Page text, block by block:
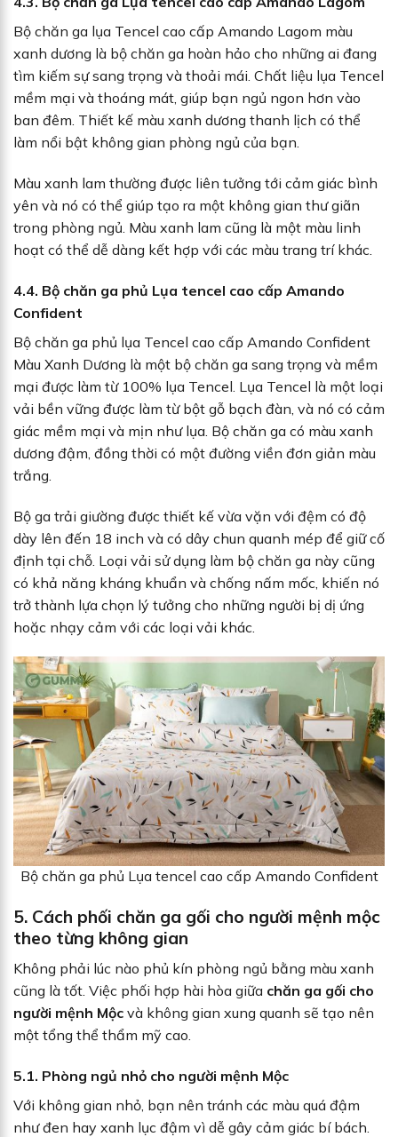
Bộ chăn ga lụa Tencel cao cấp Amando Lagom màu
xanh dương là bộ chăn ga hoàn hảo cho những ai đang
tìm kiếm sự sang trọng và thoải mái. Chất liệu lụa Tencel
mềm mại và thoáng mát, giúp bạn ngủ ngon hơn vào
ban đêm. Thiết kế màu xanh dương thanh lịch có thể
làm nổi bật không gian phòng ngủ của bạn.
Màu xanh lam thường được liên tưởng tới cảm giác bình
yên và nó có thể giúp tạo ra một không gian thư giãn
trong phòng ngủ. Màu xanh lam cũng là một màu linh
hoạt có thể dễ dàng kết hợp với các màu trang trí khác.
4.4. Bộ chăn ga phủ Lụa tencel cao cấp Amando
Confident
Bộ chăn ga phủ lụa Tencel cao cấp Amando Confident
Màu Xanh Dương là một bộ chăn ga sang trọng và mềm
mại được làm từ 100% lụa Tencel. Lụa Tencel là một loại
vải bền vững được làm từ bột gỗ bạch đàn, và nó có cảm
giác mềm mại và mịn như lụa. Bộ chăn ga có màu xanh
dương đậm, đồng thời có một đường viền đơn giản màu
trắng.
Bộ ga trải giường được thiết kế vừa vặn với đệm có độ
dày lên đến 18 inch và có dây chun quanh mép để giữ cố
định tại chỗ. Loại vải sử dụng làm bộ chăn ga này cũng
có khả năng kháng khuẩn và chống nấm mốc, khiến nó
trở thành lựa chọn lý tưởng cho những người bị dị ứng
hoặc nhạy cảm với các loại vải khác.
Bộ chăn ga phủ Lụa tencel cao cấp Amando Confident
5. Cách phối chăn ga gối cho người mệnh mộc
theo từng không gian
Không phải lúc nào phủ kín phòng ngủ bằng màu xanh
cũng là tốt. Việc phối hợp hài hòa giữa chăn ga gối cho
người mệnh Mộc và không gian xung quanh sẽ tạo nên
một tổng thể thẩm mỹ cao.
5.1. Phòng ngủ nhỏ cho người mệnh Mộc
Với không gian nhỏ, bạn nên tránh các màu quá đậm
như đen hay xanh lục đậm vì dễ gây cảm giác bí bách.